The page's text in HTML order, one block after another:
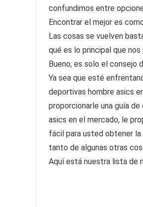
confundimos entre
Encontrar el mejor es
Las cosas se vuelven
qué es lo principal que
Bueno, es solo el consejo
Ya sea que esté
deportivas hombre asics
proporcionarle una guía
asics en el mercado, le
fácil para usted obtener
tanto de algunas otras
Aquí está nuestra lista de